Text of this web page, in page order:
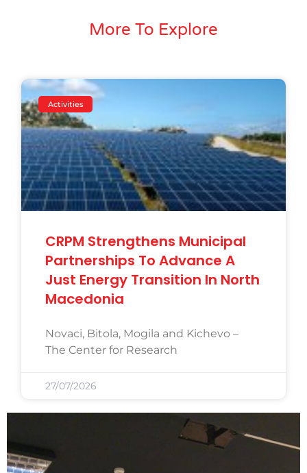
More To Explore
Activities
CRPM Strengthens Municipal
Partnerships To Advance A
Just Energy Transition In North
Macedonia
Novaci, Bitola, Mogila and Kichevo –
The Center for Research
27/07/2026